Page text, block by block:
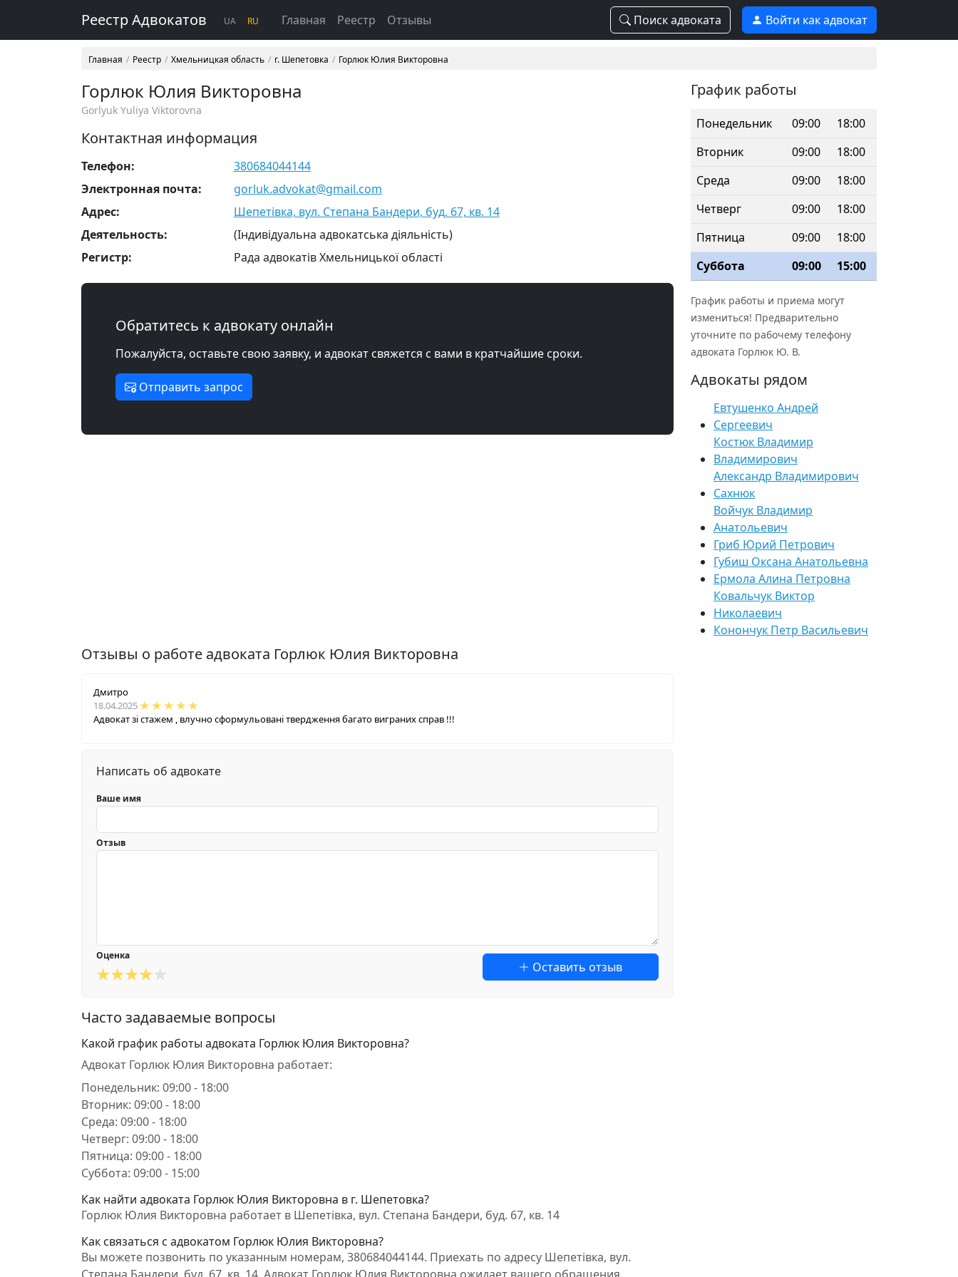
Реестр Адвокатов UA RU Главная Реестр Отзывы Поиск адвоката Войти как адвокат
Главная Реестр Хмельницкая область г. Шепетовка Горлюк Юлия Викторовна
Горлюк Юлия Викторовна
Gorlyuk Yuliya Viktorovna
Контактная информация
Телефон:
380684044144
Электронная почта:
gorluk.advokat@gmail.com
Адрес:
Шепетівка, вул. Степана Бандери, буд. 67, кв. 14
Деятельность:
(Індивідуальна адвокатська діяльність)
Регистр:
Рада адвокатів Хмельницької області
Обратитесь к адвокату онлайн
Пожалуйста, оставьте свою заявку, и адвокат свяжется с вами в кратчайшие сроки.
Отправить запрос
Отзывы о работе адвоката Горлюк Юлия Викторовна
Дмитро
18.04.2025
Адвокат зі стажем , влучно сформульовані твердження багато виграних справ !!!
Написать об адвокате
Ваше имя
Отзыв
Оценка
Оставить отзыв
Часто задаваемые вопросы
Какой график работы адвоката Горлюк Юлия Викторовна?
Адвокат Горлюк Юлия Викторовна работает:
Понедельник: 09:00 - 18:00
Вторник: 09:00 - 18:00
Среда: 09:00 - 18:00
Четверг: 09:00 - 18:00
Пятница: 09:00 - 18:00
Суббота: 09:00 - 15:00
Как найти адвоката Горлюк Юлия Викторовна в г. Шепетовка?
Горлюк Юлия Викторовна работает в Шепетівка, вул. Степана Бандери, буд. 67, кв. 14
Как связаться с адвокатом Горлюк Юлия Викторовна?
Вы можете позвонить по указанным номерам, 380684044144. Приехать по адресу Шепетівка, вул.
График работы
Понедельник 09:00
18:00
Вторник
09:00
18:00
Среда
09:00
18:00
Четверг
09:00
18:00
Пятница
09:00
18:00
Суббота
09:00 15:00
График работы и приема могут
измениться! Предварительно
уточните по рабочему телефону
адвоката Горлюк Ю. В.
Адвокаты рядом
Евтушенко Андрей
Сергеевич
Костюк Владимир
Владимирович
Александр Владимирович
Сахнюк
Войчук Владимир
Анатольевич
Гриб Юрий Петрович
Губиш Оксана Анатольевна
Ермола Алина Петровна
Ковальчук Виктор
Николаевич
Конончук Петр Васильевич